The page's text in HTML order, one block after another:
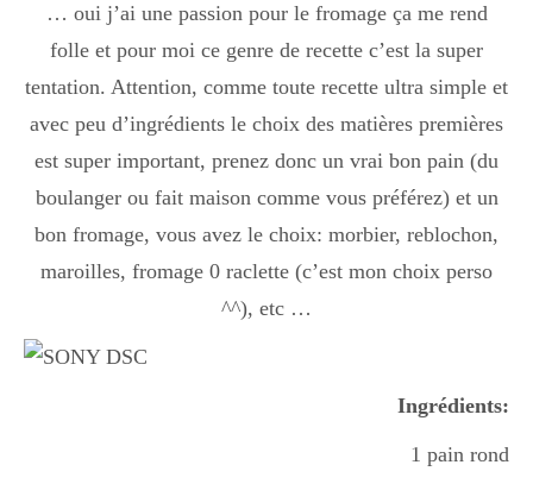
… oui j’ai une passion pour le fromage ça me rend
folle et pour moi ce genre de recette c’est la super
tentation. Attention, comme toute recette ultra simple et
avec peu d’ingrédients le choix des matières premières
est super important, prenez donc un vrai bon pain (du
boulanger ou fait maison comme vous préférez) et un
bon fromage, vous avez le choix: morbier, reblochon,
maroilles, fromage 0 raclette (c’est mon choix perso
^^), etc …
Ingrédients:
1 pain rond